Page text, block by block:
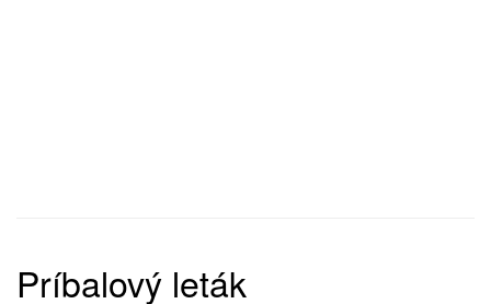
Príbalový leták